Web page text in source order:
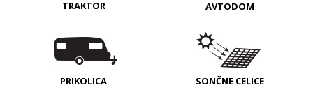
TRAKTOR AVTODOM
PRIKOLICA SONČNE CELICE